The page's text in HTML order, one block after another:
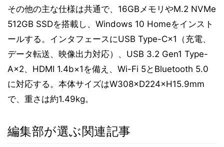
その他の主な仕様は共通で、16GBメモリやM.2 NVMe
512GB SSDを搭載し、Windows 10 Homeをインスト
ールする。インタフェースにUSB Type-C×1（充電、
データ転送、映像出力対応）、USB 3.2 Gen1 Type-
A×2、HDMI 1.4b×1を備え、Wi-Fi 5とBluetooth 5.0
に対応する。本体サイズはW308×D224×H15.9mm
で、重さは約1.49kg。
編集部が選ぶ関連記事